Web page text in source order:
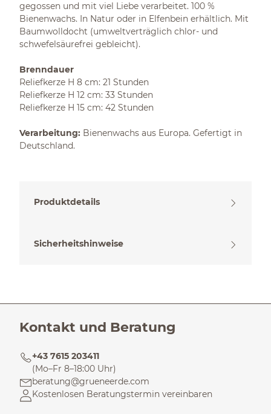
gegossen und mit viel Liebe verarbeitet. 100 %
Bienenwachs. In Natur oder in Elfenbein erhältlich. Mit
Baumwolldocht (umweltverträglich chlor- und
schwefelsäurefrei gebleicht).
Brenndauer
Reliefkerze H 8 cm: 21 Stunden
Reliefkerze H 12 cm: 33 Stunden
Reliefkerze H 15 cm: 42 Stunden
Verarbeitung: Bienenwachs aus Europa. Gefertigt in
Deutschland.
Produktdetails
Sicherheitshinweise
Kontakt und Beratung
+43 7615 203411
(Mo–Fr 8–18:00 Uhr)
beratung@grueneerde.com
Kostenlosen Beratungstermin vereinbaren